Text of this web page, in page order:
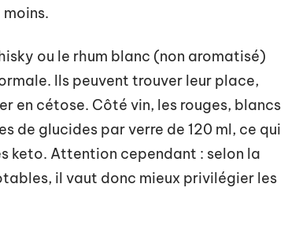
ou le rhum blanc (non aromatisé)
Ils peuvent trouver leur place,
en cétose. Côté vin, les rouges, blancs
de glucides par verre de 120 ml, ce qui
keto. Attention cependant : selon la
il vaut donc mieux privilégier les